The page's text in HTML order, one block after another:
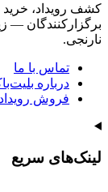
کشف رویداد،
برگزارکنندگان
نارنجی.
تماس با ما
درباره
فروش
لینک‌های سریع